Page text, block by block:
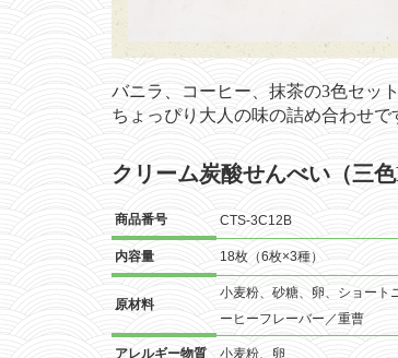
バニラ、コーヒー、抹茶の3色セット
ちょっぴり大人の味の詰め合わせで
クリーム炭酸せんべい（三
商品番号 CTS-3C12B
内容量 18枚（6枚×3種）
原材料
小麦粉、砂糖、卵、ショート
ーヒーフレーバー／重曹
アレルギー物質 小麦粉、卵